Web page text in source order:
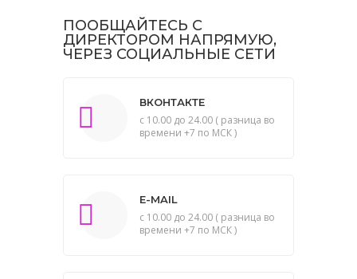
ПООБЩАЙТЕСЬ С
ДИРЕКТОРОМ НАПРЯМУЮ,
ЧЕРЕЗ СОЦИАЛЬНЫЕ СЕТИ
ВКОНТАКТЕ
с 10.00 до 24.00 ( разница во
времени +7 по МСК )
E-MAIL
с 10.00 до 24.00 ( разница во
времени +7 по МСК )